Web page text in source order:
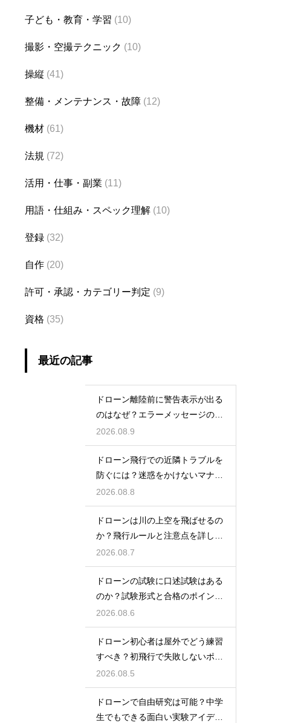
子ども・教育・学習 (10)
撮影・空撮テクニック (10)
操縦 (41)
整備・メンテナンス・故障 (12)
機材 (61)
法規 (72)
活用・仕事・副業 (11)
用語・仕組み・スペック理解 (10)
登録 (32)
自作 (20)
許可・承認・カテゴリー判定 (9)
資格 (35)
最近の記事
ドローン離陸前に警告表示が出る
のはなぜ？エラーメッセージの原
因と対処法
2026.08.9
ドローン飛行での近隣トラブルを
防ぐには？迷惑をかけないマナー
と対策
2026.08.8
ドローンは川の上空を飛ばせるの
か？飛行ルールと注意点を詳しく
解説
2026.08.7
ドローンの試験に口述試験はある
のか？試験形式と合格のポイント
を解説
2026.08.6
ドローン初心者は屋外でどう練習
すべき？初飛行で失敗しないポイ
ント
2026.08.5
ドローンで自由研究は可能？中学
生でもできる面白い実験アイデア